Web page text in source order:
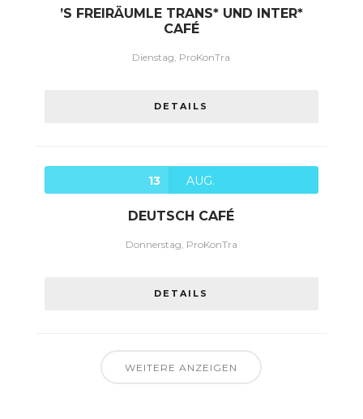
’S FREIRÄUMLE TRANS* UND INTER*
CAFÉ
Dienstag, ProKonTra
DETAILS
13 AUG.
DEUTSCH CAFÉ
Donnerstag, ProKonTra
DETAILS
WEITERE ANZEIGEN